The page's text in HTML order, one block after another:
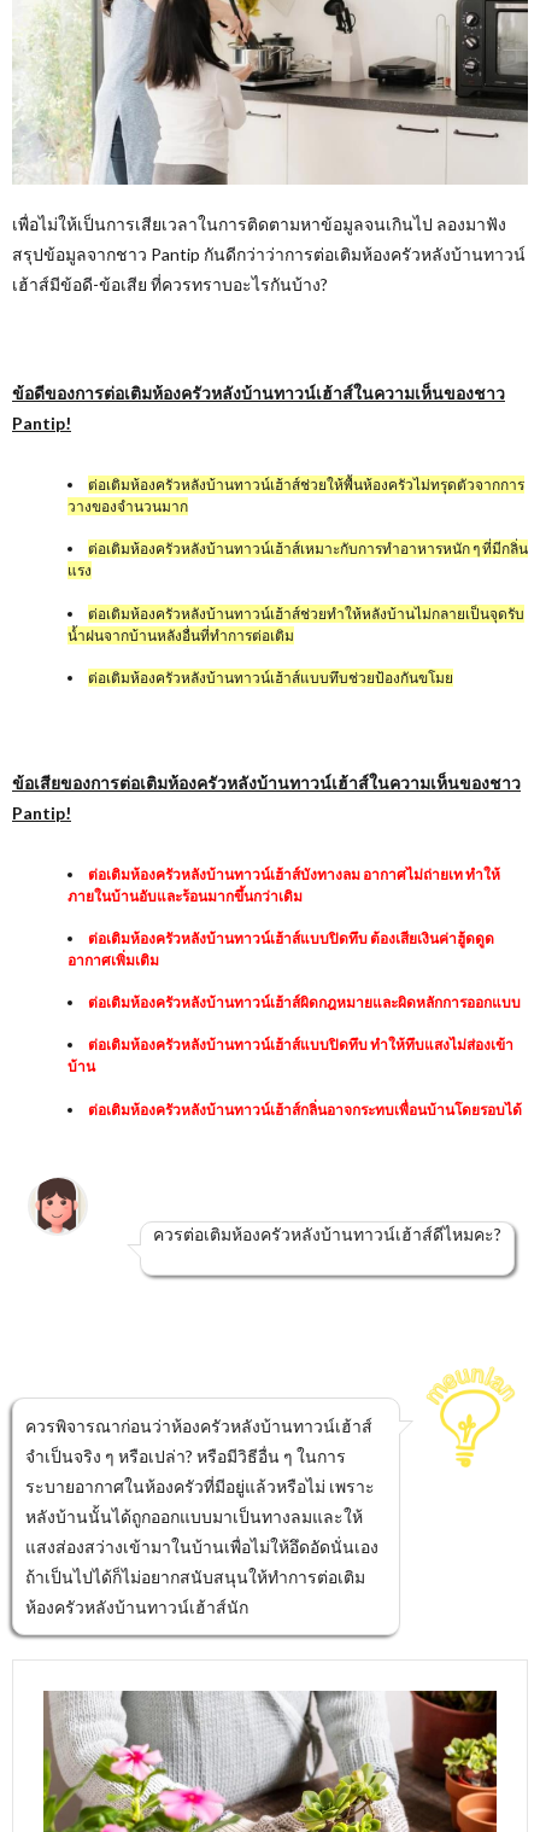
เพื่อไม่ให้เป็นการเสียเวลาในการติดตามหาข้อมูลจนเกินไป ลองมาฟัง
สรุปข้อมูลจากชาว Pantip กันดีกว่าว่าการต่อเติมห้องครัวหลังบ้านทาวน์
เฮ้าส์มีข้อดี-ข้อเสีย ที่ควรทราบอะไรกันบ้าง?
ข้อดีของการต่อเติมห้องครัวหลังบ้านทาวน์เฮ้าส์ในความเห็นของชาว
Pantip!
ต่อเติมห้องครัวหลังบ้านทาวน์เฮ้าส์ช่วยให้พื้นห้องครัวไม่ทรุดตัวจากการ
วางของจำนวนมาก
ต่อเติมห้องครัวหลังบ้านทาวน์เฮ้าส์เหมาะกับการทำอาหารหนัก ๆ ที่มีกลิ่น
แรง
ต่อเติมห้องครัวหลังบ้านทาวน์เฮ้าส์ช่วยทำให้หลังบ้านไม่กลายเป็นจุดรับ
น้ำฝนจากบ้านหลังอื่นที่ทำการต่อเติม
ต่อเติมห้องครัวหลังบ้านทาวน์เฮ้าส์แบบทึบช่วยป้องกันขโมย
ข้อเสียของการต่อเติมห้องครัวหลังบ้านทาวน์เฮ้าส์ในความเห็นของชาว
Pantip!
ต่อเติมห้องครัวหลังบ้านทาวน์เฮ้าส์บังทางลม อากาศไม่ถ่ายเท ทำให้
ภายในบ้านอับและร้อนมากขึ้นกว่าเดิม
ต่อเติมห้องครัวหลังบ้านทาวน์เฮ้าส์แบบปิดทึบ ต้องเสียเงินค่าฮู้ดดูด
อากาศเพิ่มเติม
ต่อเติมห้องครัวหลังบ้านทาวน์เฮ้าส์ผิดกฎหมายและผิดหลักการออกแบบ
ต่อเติมห้องครัวหลังบ้านทาวน์เฮ้าส์แบบปิดทึบ ทำให้ทึบแสงไม่ส่องเข้า
บ้าน
ต่อเติมห้องครัวหลังบ้านทาวน์เฮ้าส์กลิ่นอาจกระทบเพื่อนบ้านโดยรอบได้
ควรต่อเติมห้องครัวหลังบ้านทาวน์เฮ้าส์ดีไหมคะ?
ควรพิจารณาก่อนว่าห้องครัวหลังบ้านทาวน์เฮ้าส์
จำเป็นจริง ๆ หรือเปล่า? หรือมีวิธีอื่น ๆ ในการ
ระบายอากาศในห้องครัวที่มีอยู่แล้วหรือไม่ เพราะ
หลังบ้านนั้นได้ถูกออกแบบมาเป็นทางลมและให้
แสงส่องสว่างเข้ามาในบ้านเพื่อไม่ให้อึดอัดนั่นเอง
ถ้าเป็นไปได้ก็ไม่อยากสนับสนุนให้ทำการต่อเติม
ห้องครัวหลังบ้านทาวน์เฮ้าส์นัก